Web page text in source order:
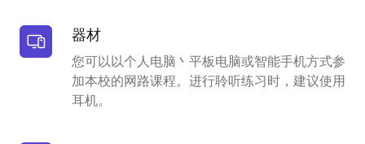
器材
您可以以个人电脑丶平板电脑或智能手机方式参
加本校的网路课程。进行聆听练习时，建议使用
耳机。